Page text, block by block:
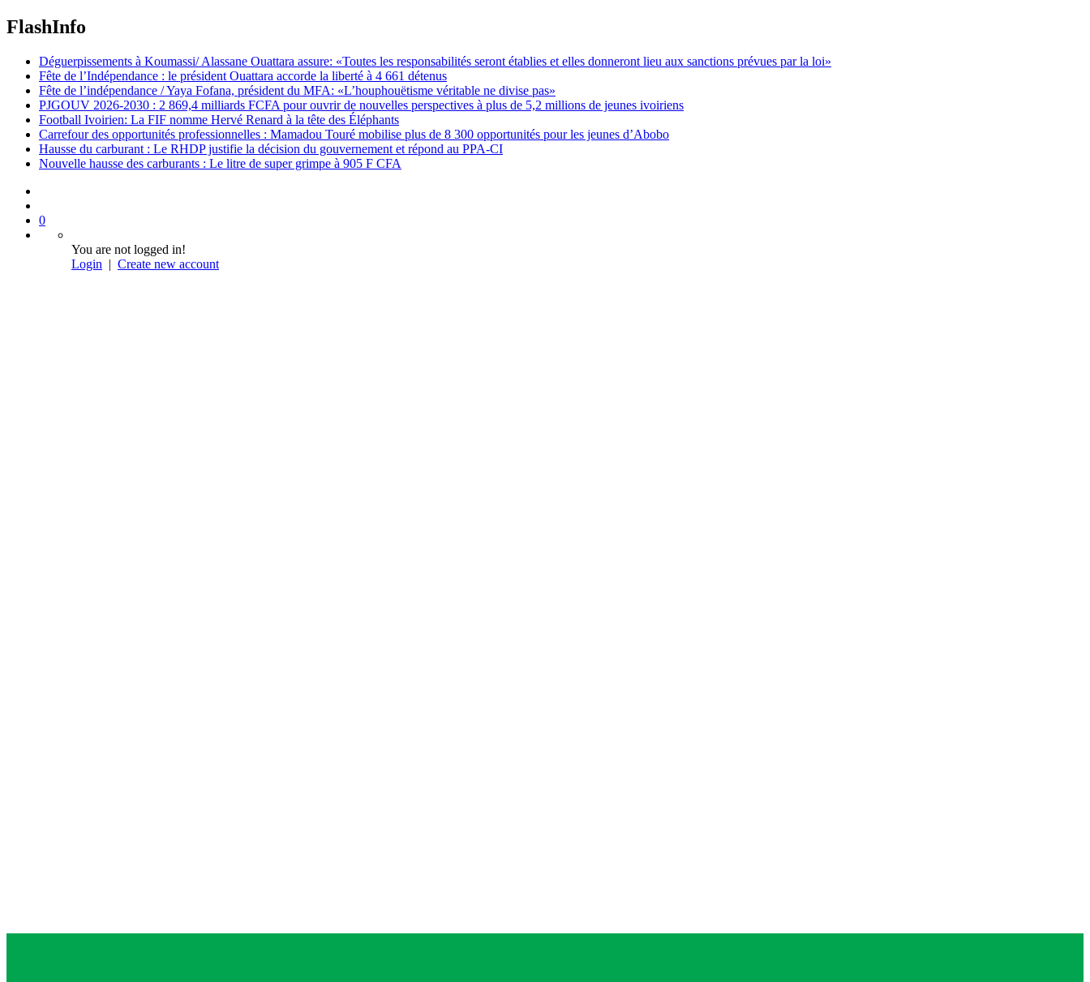
FlashInfo
Déguerpissements à Koumassi/ Alassane Ouattara assure: «Toutes les responsabilités seront établies et elles donneront lieu aux sanctions prévues par la loi»
Fête de l’Indépendance : le président Ouattara accorde la liberté à 4 661 détenus
Fête de l’indépendance / Yaya Fofana, président du MFA: «L’houphouëtisme véritable ne divise pas»
PJGOUV 2026-2030 : 2 869,4 milliards FCFA pour ouvrir de nouvelles perspectives à plus de 5,2 millions de jeunes ivoiriens
Football Ivoirien: La FIF nomme Hervé Renard à la tête des Éléphants
Carrefour des opportunités professionnelles : Mamadou Touré mobilise plus de 8 300 opportunités pour les jeunes d’Abobo
Hausse du carburant : Le RHDP justifie la décision du gouvernement et répond au PPA-CI
Nouvelle hausse des carburants : Le litre de super grimpe à 905 F CFA
0
You are not logged in!
Login | Create new account